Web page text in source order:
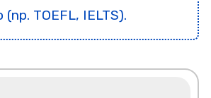
TOEFL, IELTS).